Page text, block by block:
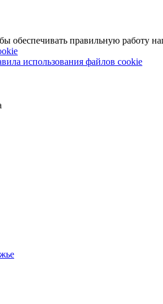
обеспечивать правильную работу
использования файлов cookie